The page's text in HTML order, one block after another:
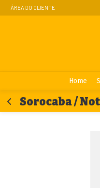
ÁREA DO CLIENTE
Home
Sorocaba /